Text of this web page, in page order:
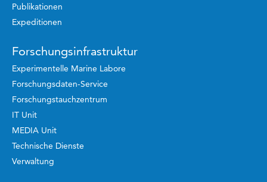
Publikationen
Expeditionen
Forschungsinfrastruktur
Experimentelle Marine Labore
Forschungsdaten-Service
Forschungstauchzentrum
IT Unit
MEDIA Unit
Technische Dienste
Verwaltung